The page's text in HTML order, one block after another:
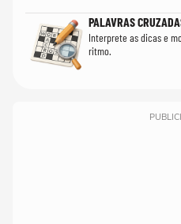
PALAVRAS
Interprete as dicas e
ritmo.